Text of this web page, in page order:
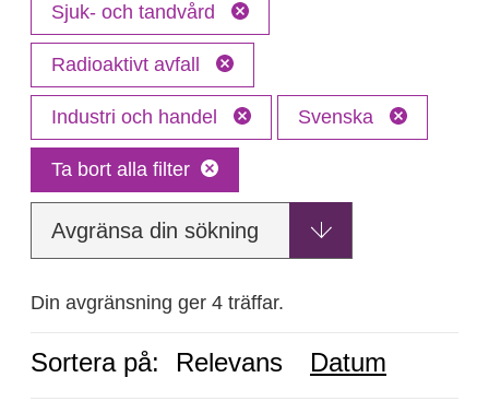
Sjuk- och tandvård
Radioaktivt avfall
Industri och handel Svenska
Ta bort alla filter
Avgränsa din sökning
Din avgränsning ger 4 träffar.
Sortera på: Relevans Datum